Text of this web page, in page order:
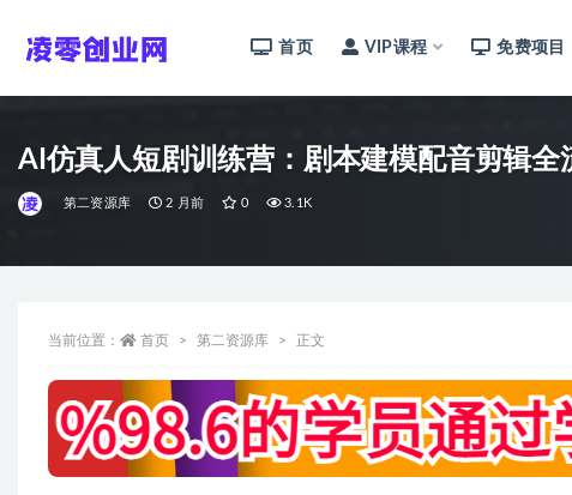
首页 VIP课程 免费项目
AI仿真人短剧训练营：剧本建模配音剪辑
第二资源库 2 月前 0 3.1K
当前位置： 首页 第二资源库 正文